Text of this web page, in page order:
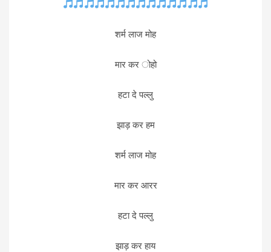
शर्म लाज मोह
मार कर ोहो
हटा दे पल्लु
झाड़ कर हम
शर्म लाज मोह
मार कर आरर
हटा दे पल्लु
झाड़ कर हाय